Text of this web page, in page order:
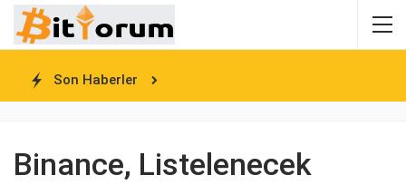
Son Haberler
Binance, Listelenecek